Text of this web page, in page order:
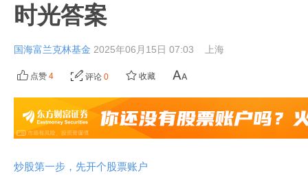
时光答案
国海富兰克林基金 2025年06月15日 07:03 上海
点赞 4 评论 0 收藏
炒股第一步，先开个股票账户